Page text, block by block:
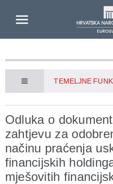
TEMELJNE
Odluka o
zahtjevu za
načinu praćenja
financijskih
mješovitih